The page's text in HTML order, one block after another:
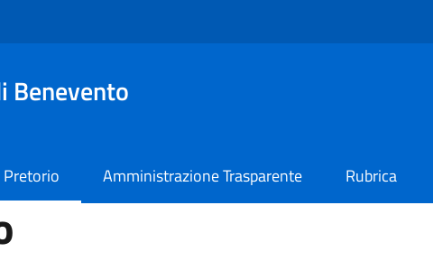
Benevento
Amministrazione Trasparente Rubrica